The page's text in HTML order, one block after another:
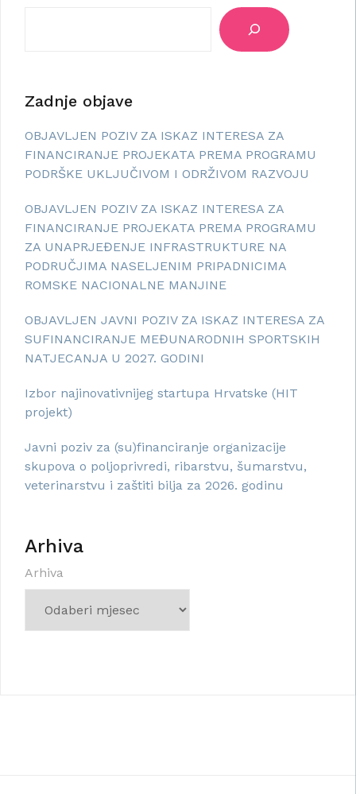
Zadnje objave
OBJAVLJEN POZIV ZA ISKAZ INTERESA ZA
FINANCIRANJE PROJEKATA PREMA PROGRAMU
PODRŠKE UKLJUČIVOM I ODRŽIVOM RAZVOJU
OBJAVLJEN POZIV ZA ISKAZ INTERESA ZA
FINANCIRANJE PROJEKATA PREMA PROGRAMU
ZA UNAPRJEĐENJE INFRASTRUKTURE NA
PODRUČJIMA NASELJENIM PRIPADNICIMA
ROMSKE NACIONALNE MANJINE
OBJAVLJEN JAVNI POZIV ZA ISKAZ INTERESA ZA
SUFINANCIRANJE MEĐUNARODNIH SPORTSKIH
NATJECANJA U 2027. GODINI
Izbor najinovativnijeg startupa Hrvatske (HIT
projekt)
Javni poziv za (su)financiranje organizacije
skupova o poljoprivredi, ribarstvu, šumarstvu,
veterinarstvu i zaštiti bilja za 2026. godinu
Arhiva
Arhiva